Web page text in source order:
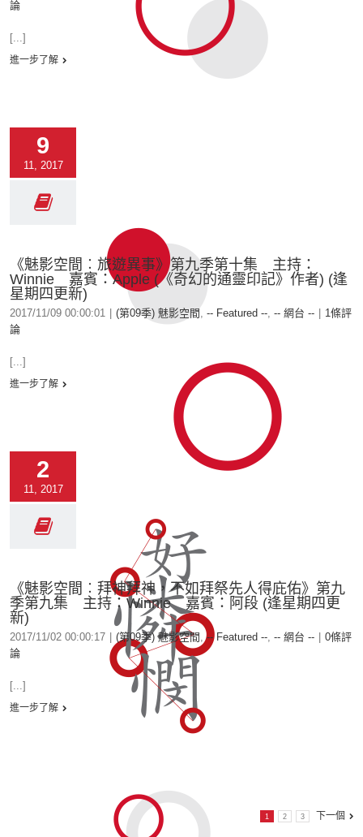
論
[...]
進一步了解
9
11, 2017
《魅影空間︰旅遊異事》第九季第十集 主持：
Winnie 嘉賓：Apple (《奇幻的通靈印記》作者) (逢
星期四更新)
2017/11/09 00:00:01 (第09季) 魅影空間 , -- Featured --, -- 網台 --
1條評
論
[...]
進一步了解
2
11, 2017
《魅影空間︰拜神拜神，不如拜祭先人得庇佑》第九
季第九集 主持：Winnie 嘉賓：阿段 (逢星期四更
新)
2017/11/02 00:00:17 (第09季) 魅影空間 ,-- Featured --, -- 網台 --
0條評
論
[...]
進一步了解
1 2 3 下一個